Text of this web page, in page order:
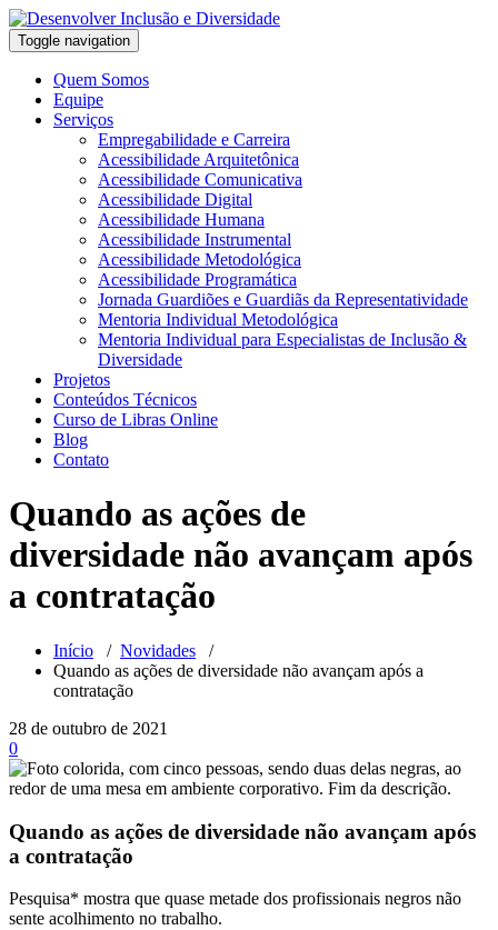
Skip
to
content
Desenvolver Inclusão e Diversidade
Toggle navigation
Quem Somos
Equipe
Serviços
Empregabilidade e Carreira
Acessibilidade Arquitetônica
Acessibilidade Comunicativa
Acessibilidade Digital
Acessibilidade Humana
Acessibilidade Instrumental
Acessibilidade Metodológica
Acessibilidade Programática
Jornada Guardiões e Guardiãs da Representatividade
Mentoria Individual Metodológica
Mentoria Individual para Especialistas de Inclusão &
Diversidade
Projetos
Conteúdos Técnicos
Curso de Libras Online
Blog
Contato
Quando as ações de
diversidade não avançam após
a contratação
Início / Novidades /
Quando as ações de diversidade não avançam após a
contratação
28 de outubro de 2021
0
Quando as ações de diversidade não avançam após
a contratação
Pesquisa* mostra que quase metade dos profissionais negros não
sente acolhimento no trabalho.